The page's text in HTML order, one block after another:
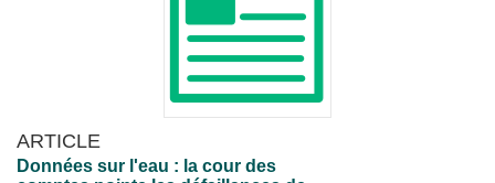
ARTICLE
Données sur l'eau : la cour des